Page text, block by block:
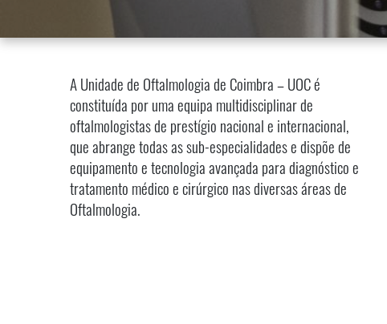
A Unidade de Oftalmologia de Coimbra – UOC é
constituída por uma equipa multidisciplinar de
oftalmologistas de prestígio nacional e internacional,
que abrange todas as sub-especialidades e dispõe de
equipamento e tecnologia avançada para diagnóstico e
tratamento médico e cirúrgico nas diversas áreas de
Oftalmologia.